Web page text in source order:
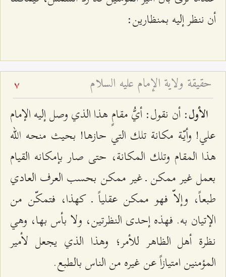
أن ننظر إليه بمنظارين:
حقيقة ولاية الإمام عليه السلام 7
الأول: أن نقول: أيُّ مقامٍ هذا الذي وصل إليه الإمام
علي! وأيّة مكانة تلك التي حازها! بحيث منحه الله
هذا المقام وتلك المكانة، حتى صار بإمكانه القيام
بعمل غير ممكن ـ غير ممكن بحسب العرف العادي
طبعاً، وإلاّ فهو ممكن عقلياً ـ كهذا، فتمكّن من
الإتيان به. فهذه إحدى النظرتين، ولا بأس بها، وهي
نظرة أهل الظاهر للأمر؛ وهذا الذي يجعل لأمير
المؤمنين امتيازاً عن غيره من الناس بالطبع.